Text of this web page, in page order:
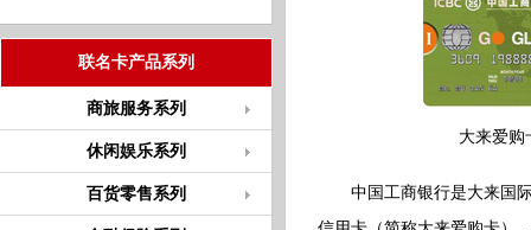
联名卡产品系列
商旅服务系列
休闲娱乐系列
百货零售系列
大来爱购
中国工商银行是大来国际